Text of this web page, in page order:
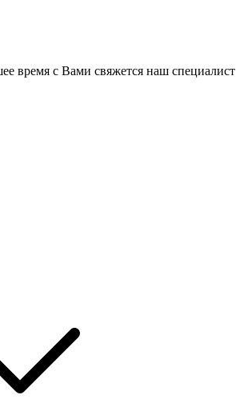
время с Вами свяжется наш специалист